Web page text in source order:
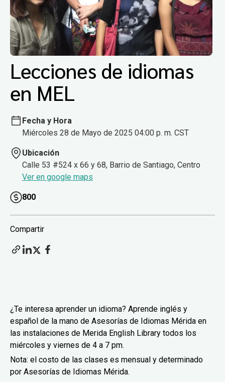
Lecciones de idiomas
en MEL
Fecha y Hora
Miércoles 28 de Mayo de 2025 04:00 p. m. CST
Ubicación
Calle 53 #524 x 66 y 68, Barrio de Santiago, Centro
Ver en google maps
800
Compartir
¿Te interesa aprender un idioma? Aprende inglés y
español de la mano de Asesorías de Idiomas Mérida en
las instalaciones de Merida English Library todos los
miércoles y viernes de 4 a 7 pm.
Nota: el costo de las clases es mensual y determinado
por Asesorías de Idiomas Mérida.